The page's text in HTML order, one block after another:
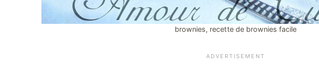
brownies, recette de brownies facile